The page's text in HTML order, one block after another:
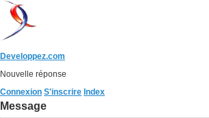
Developpez.com
Nouvelle réponse
Connexion S'inscrire Index
Message